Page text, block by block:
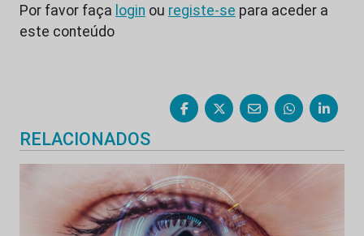
Por favor faça login ou registe-se para aceder a
este conteúdo
RELACIONADOS